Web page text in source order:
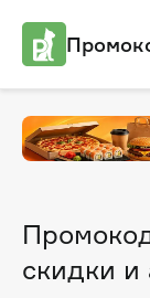
скидки и